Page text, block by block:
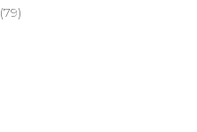
(79)